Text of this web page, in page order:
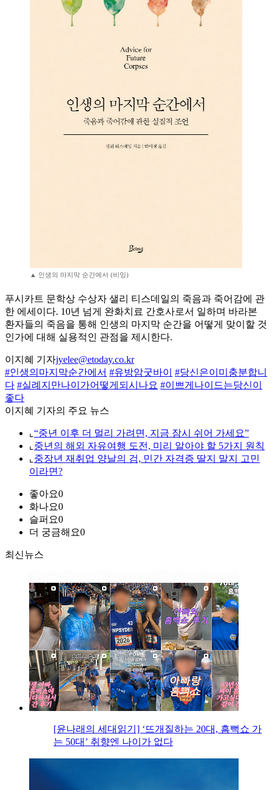
▲ 인생의 마지막 순간에서 (비잉)
푸시카트 문학상 수상자 샐리 티스데일의 죽음과 죽어감에 관
한 에세이다. 10년 넘게 완화치료 간호사로서 일하며 바라본
환자들의 죽음을 통해 인생의 마지막 순간을 어떻게 맞이할 것
인가에 대해 실용적인 관점을 제시한다.
이지혜 기자jyelee@etoday.co.kr
#인생의마지막순간에서 #유방암굿바이
#당신은이미충분합니
다 #실례지만나이가어떻게되시나요 #이쁘게나이드는당신이
좋다
이지혜 기자의 주요 뉴스
⌞ “중년 이후 더 멀리 가려면, 지금 잠시 쉬어 가세요”
⌞ 중년의 해외 자유여행 도전, 미리 알아야 할 5가지 원칙
⌞ 중장년 재취업 양날의 검, 민간 자격증 딸지 말지 고민
이라면?
좋아요0
화나요0
슬퍼요0
더 궁금해요0
최신뉴스
[윤나래의 세대읽기] ‘뜨개질하는 20대, 흠뻑쇼 가
는 50대’ 취향엔 나이가 없다